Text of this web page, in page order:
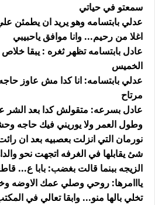
سمعتو في حياتي
عدلي بابتسامه وهو يريد ان يطمئن
اغلا من رحيم... وانا موافق ياحبيبي
عادل بابتسامه تظهر ثغره : يبقا خلاص
الخميس
عدلي بابتسامه: انا كدا مش عاوز
مرتاح
عادل بسرعه: متقولش كدا بعد الشر
وطول العمر ولا يوريني فيك حاجه
نورمان التي انزلت بعصبيه بعد ان
شئ يقابلها في الغرفه اتجهت نحو
الزيجه ببنما قالت بغضب: بابا ع...
يااامرها: روحي وصلي عمك الاوضه
تخلي بالها منو... وابقا تعالي في